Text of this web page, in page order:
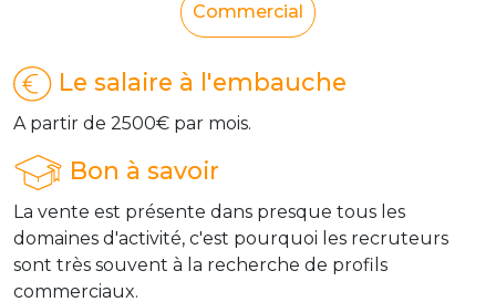
Commercial
Le salaire à l'embauche
A partir de 2500€ par mois.
Bon à savoir
La vente est présente dans presque tous les
domaines d'activité, c'est pourquoi les recruteurs
sont très souvent à la recherche de profils
commerciaux.